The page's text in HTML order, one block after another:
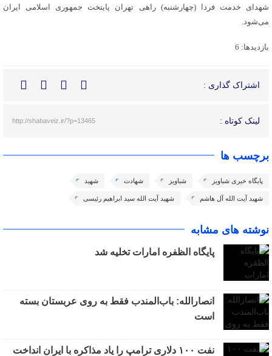
شهدای خدمت فردا (چهارشنبه) راهی تهران پایتخت جمهوری اسلامی ایران
می‌شود.
بازدیدها: 6
اشتراک گذاری :
لینک کوتاه : http://shabaveiz.ir/?p=13465
برچسب ها
پایگاه خبری شباویز شباویز شهادت شهید
شهید آیت الله آل هاشم شهید آیت الله سید ابراهیم رئیسی
نوشته های مشابه
پایگاه الظفره امارات تخلیه شد
انصارالله: باب‌المندب فقط به روی عربستان بسته
است
نفت ۱۰۰ دلاری ترامپ را یاد مذاکره با ایران انداخت